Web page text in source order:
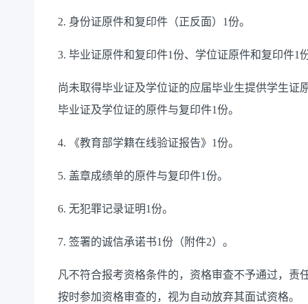
2. 身份证原件和复印件（正反面）1份。
3. 毕业证原件和复印件1份、学位证原件和复印件1
尚未取得毕业证及学位证的应届毕业生提供学生证
毕业证及学位证的原件与复印件1份。
4. 《教育部学籍在线验证报告》1份。
5. 盖章成绩单的原件与复印件1份。
6. 无犯罪记录证明1份。
7. 签署的诚信承诺书1份（附件2）。
凡不符合报考资格条件的，资格审查不予通过，
按时参加资格审查的，视为自动放弃其面试资格。